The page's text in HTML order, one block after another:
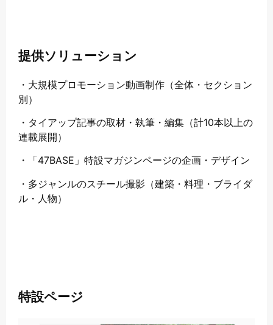
提供ソリューション
・大規模プロモーション動画制作（全体・セクション
別）
・タイアップ記事の取材・執筆・編集（計10本以上の
連載展開）
・「47BASE」特設マガジンページの企画・デザイン
・多ジャンルのスチール撮影（建築・料理・ブライダ
ル・人物）
特設ページ